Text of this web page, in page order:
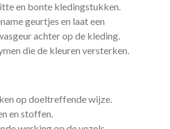
en bonte kledingstukken.
geurtjes en laat een
achter op de kleding.
die de kleuren versterken.
op doeltreffende wijze.
en stoffen.